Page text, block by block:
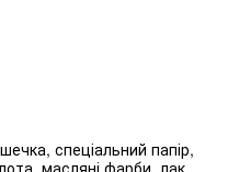
спеціальний папір,
масляні фарби, лак.